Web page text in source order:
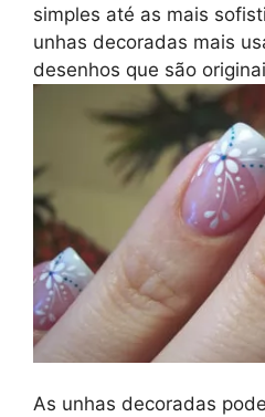
simples até as mais
unhas decoradas mais
desenhos que são
As unhas decoradas